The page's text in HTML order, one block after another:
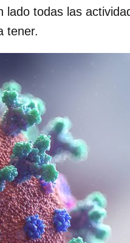
lado todas las
tener.